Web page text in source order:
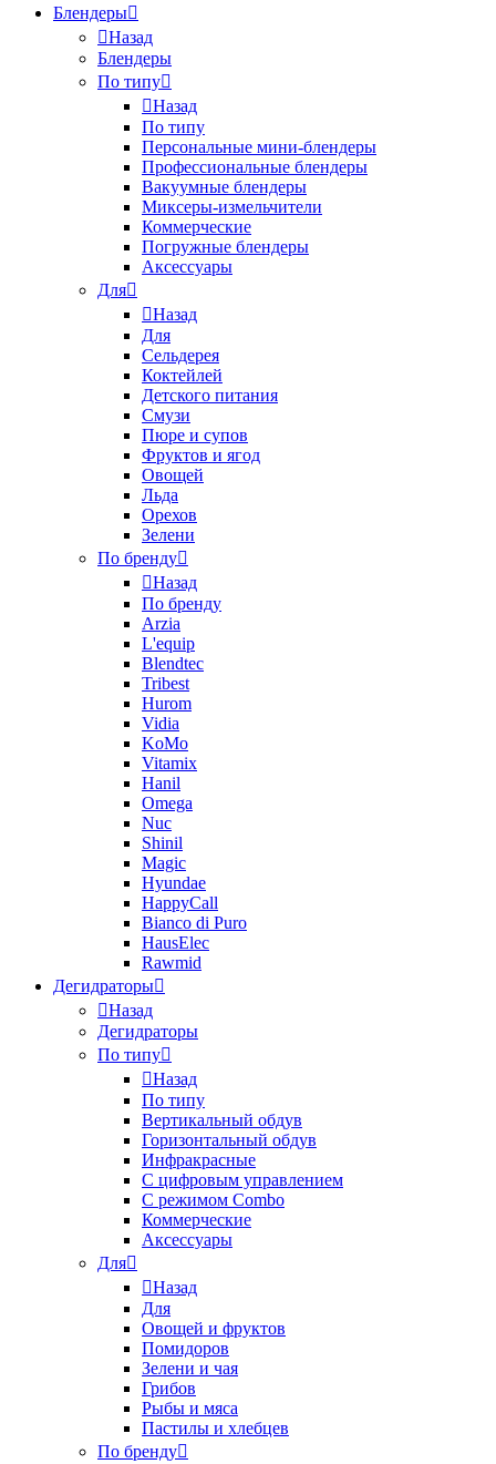
Блендеры
Назад
Блендеры
По типу
Назад
По типу
Персональные мини-блендеры
Профессиональные блендеры
Вакуумные блендеры
Миксеры-измельчители
Коммерческие
Погружные блендеры
Аксессуары
Для
Назад
Для
Сельдерея
Коктейлей
Детского питания
Смузи
Пюре и супов
Фруктов и ягод
Овощей
Льда
Орехов
Зелени
По бренду
Назад
По бренду
Arzia
L'equip
Blendtec
Tribest
Hurom
Vidia
KoMo
Vitamix
Hanil
Omega
Nuc
Shinil
Magic
Hyundae
HappyCall
Bianco di Puro
HausElec
Rawmid
Дегидраторы
Назад
Дегидраторы
По типу
Назад
По типу
Вертикальный обдув
Горизонтальный обдув
Инфракрасные
С цифровым управлением
С режимом Combo
Коммерческие
Аксессуары
Для
Назад
Для
Овощей и фруктов
Помидоров
Зелени и чая
Грибов
Рыбы и мяса
Пастилы и хлебцев
По бренду